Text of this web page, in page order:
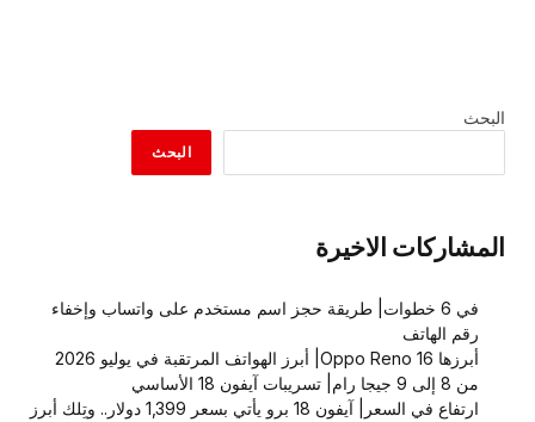
البحث
البحث
المشاركات الاخيرة
في 6 خطوات| طريقة حجز اسم مستخدم على واتساب وإخفاء
رقم الهاتف
أبرزها Oppo Reno 16| أبرز الهواتف المرتقبة في يوليو 2026
من 8 إلى 9 جيجا رام| تسريبات آيفون 18 الأساسي
ارتفاع في السعر| آيفون 18 برو يأتي بسعر 1,399 دولار.. وتِلك أبرز